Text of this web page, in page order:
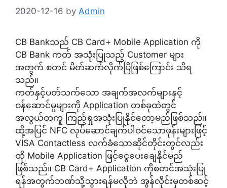
2020-12-16 by Admin
CB Bankသည် CB Card+ Mobile Application ကို
CB Bank ကတ် အသုံးပြုသည့် Customer များ
အတွက် စတင် မိတ်ဆက်လိုက်ပြီဖြစ်ကြောင်း သိရ
သည်။
ကတ်နှင့်ပတ်သက်သော အချက်အလက်များနှင့်
ဝန်ဆောင်မှုများကို Application တစ်ခုထဲတွင်
အလွယ်တကူ ကြည့်ရှုအသုံးပြုနိုင်တော့မည်ဖြစ်သည်။
ထို့အပြင် NFC လုပ်ဆောင်ချက်ပါဝင်သောဖုန်းများဖြင့်
VISA Contactless လက်ခံသောဆိုင်တိုင်းတွင်လည်း
ထို Mobile Application ဖြင့်ငွေပေးချေနိုင်မည်
ဖြစ်သည်။ CB Card+ Application ကိုစတင်အသုံးပြု
ရန်အတွက်ဘဏ်သို့သွားရန်မလိုဘဲ အွန်လိုင်းမှတစ်ဆင့်